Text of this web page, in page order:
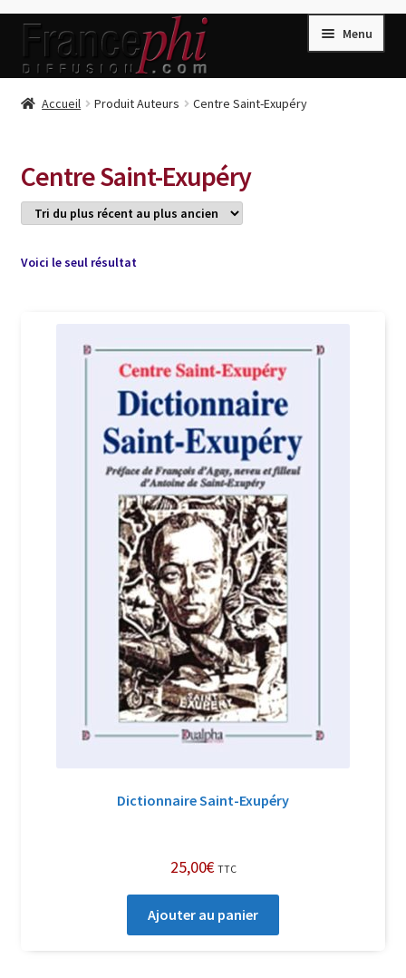
Aller
la
Aller
contenu
Menu
Accueil
Conditions de Vente
Connection
Livres de Peter Randa
Livres de Philippe Randa
Login Customizer
Nous Contacter
Politique de confidentialité et cookies
Qui sommes-nous ?
Soutien à Philippe Randa
Suivi de la Commande
Accueil Produit Auteurs Centre Saint-Exupéry
Centre Saint-Exupéry
Voici le seul résultat
Dictionnaire Saint-Exupéry
25,00€ TTC
Ajouter au panier